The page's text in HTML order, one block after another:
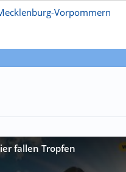
Vorpommern
fallen Tropfen